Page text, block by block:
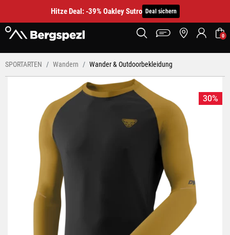
Hitze Deal: -39% Oakley Sutro Deal sichern
0
SPORTARTEN Wandern Wander & Outdoorbekleidung
30%